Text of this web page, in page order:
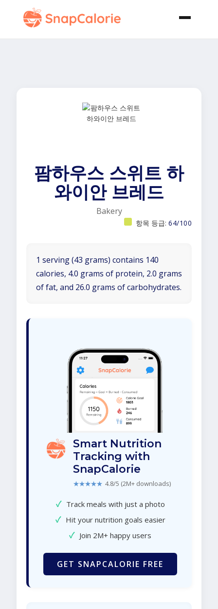
팜하우스 스위트 하
와이안 브레드
Bakery
항목 등급: 64/100
1 serving (43 grams) contains 140
calories, 4.0 grams of protein, 2.0 grams
of fat, and 26.0 grams of carbohydrates.
Smart Nutrition
Tracking with
SnapCalorie
★★★★★ 4.8/5 (2M+ downloads)
✓ Track meals with just a photo
✓ Hit your nutrition goals easier
✓ Join 2M+ happy users
GET SNAPCALORIE FREE